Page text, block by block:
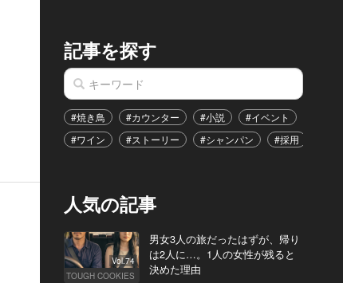
記事を探す
#焼き鳥 #カウンター #小説 #イベント
#ワイン
#ストーリー #シャンパン #採用
人気の記事
Vol.74
TOUGH COOKIES
男女3人の旅だったはずが、帰り
は2人に…。1人の女性が残ると
決めた理由